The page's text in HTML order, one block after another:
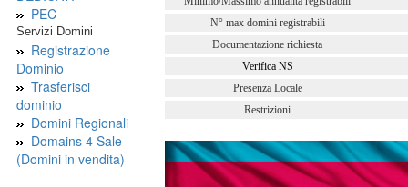
PEC
Servizi Domini
Registrazione
Dominio
Trasferisci
dominio
Domini Regionali
Domains 4 Sale
(Domini in vendita)
N° max domini registrabili
Documentazione richiesta
Verifica NS
Presenza Locale
Restrizioni